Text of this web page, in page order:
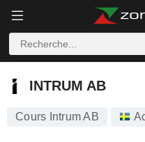
INTRUM AB
INTRUM AB
Cours Intrum AB